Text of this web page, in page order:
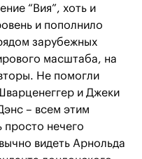
“Вия”, хоть и
и пополнило
зарубежных
масштаба, на
Не помогли
и Джеки
– всем этим
нечего
видеть Арнольда